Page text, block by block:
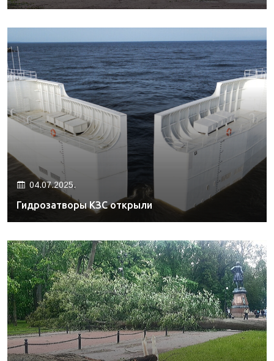
04.07.2025.
Гидрозатворы КЗС открыли